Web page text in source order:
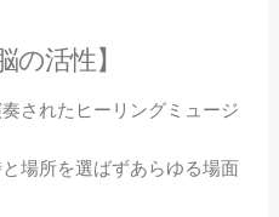
の活性】
されたヒーリングミュージ
場所を選ばずあらゆる場面